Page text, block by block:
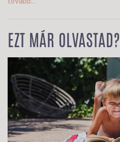
EZT MÁR OLVASTAD?